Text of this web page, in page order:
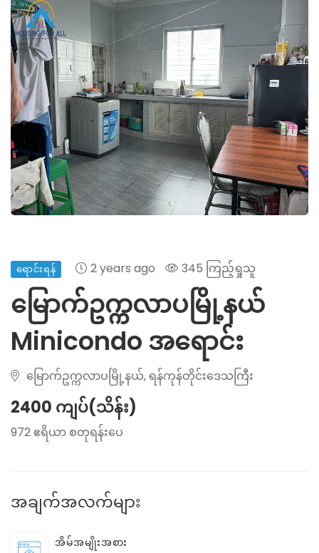
ရောင်းရန် 2 years ago 345 ကြည့်ရှုသူ
မြောက်ဥက္ကလာပမြို့နယ်
Minicondo အရောင်း
မြောက်ဥက္ကလာပမြို့နယ်, ရန်ကုန်တိုင်းဒေသကြီး
2400 ကျပ်(သိန်း)
972 ဧရိယာ စတုရန်းပေ
အချက်အလက်များ
အိမ်အမျိုးအစား